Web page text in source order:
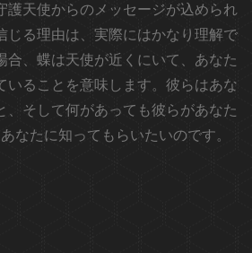
護天使からのメッセージが込められ
じる理由は、実際にはかなり理解で
合、蝶は天使が近くにいて、あなた
いることを意味します。彼らはあな
、そして何があっても彼らがあなた
なたに知ってもらいたいのです。